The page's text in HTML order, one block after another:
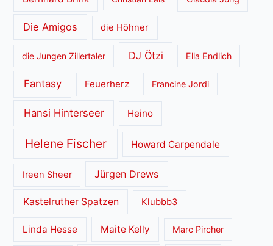
Die Amigos die Höhner
die Jungen Zillertaler DJ Ötzi Ella Endlich
Fantasy Feuerherz Francine Jordi
Hansi Hinterseer Heino
Helene Fischer Howard Carpendale
Ireen Sheer Jürgen Drews
Kastelruther Spatzen Klubbb3
Linda Hesse Maite Kelly Marc Pircher